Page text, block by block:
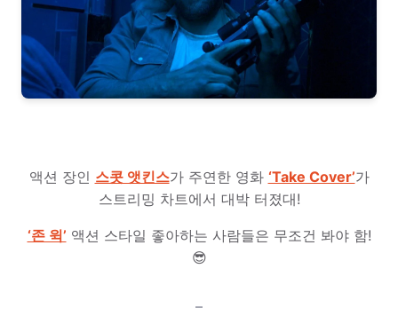
액션 장인 스콧 앳킨스가 주연한 영화 ‘Take Cover’가
스트리밍 차트에서 대박 터졌대!
‘존 윅’ 액션 스타일 좋아하는 사람들은 무조건 봐야 함!
😎
–